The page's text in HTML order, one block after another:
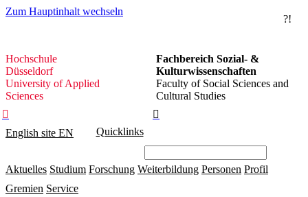
Zum Hauptinhalt wechseln
?!
Hochschule
Düsseldorf
Hochschule
Düsseldorf
University of Applied
Sciences
Fachbereich Sozial- &
Kulturwissenschaften
Faculty of Social Sciences and
Cultural Studies


English site EN Quicklinks
Aktuelles Studium Forschung Weiterbildung Personen Profil
Gremien Service